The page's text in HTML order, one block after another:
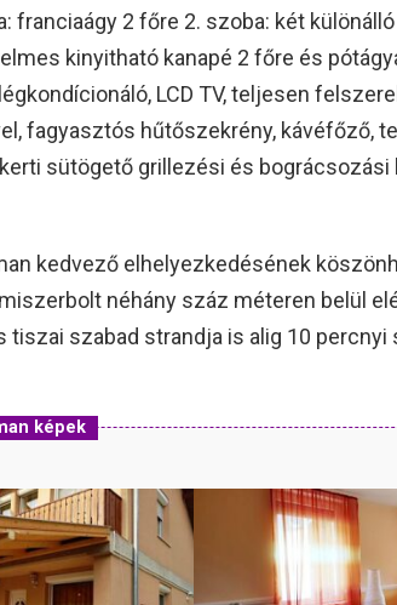
franciaágy 2 főre 2. szoba: két
kinyitható kanapé 2 főre és
LCD TV, teljesen
fagyasztós hűtőszekrény, kávéfőző,
sütögető grillezési és bográcsozási
kedvező elhelyezkedésének
néhány száz méteren belül
tiszai szabad strandja is alig 10 percnyi
képek